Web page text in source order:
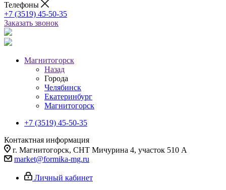
Телефоны
+7 (3519) 45-50-35
Заказать звонок
Магнитогорск
Назад
Города
Челябинск
Екатеринбург
Магнитогорск
+7 (3519) 45-50-35
Контактная информация
г. Магнитогорск, СНТ Мичурина 4, участок 510 А
market@formika-mg.ru
Личный кабинет